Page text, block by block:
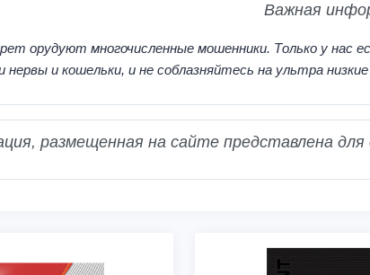
Важная
орудуют многочисленные мошенники. Только у нас
нервы и кошельки, и не соблазняйтесь на ультра
размещенная на сайте представлена